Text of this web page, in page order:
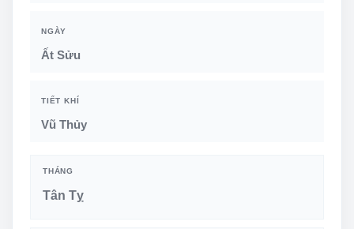
NGÀY
Ất Sửu
TIẾT KHÍ
Vũ Thủy
THÁNG
Tân Tỵ